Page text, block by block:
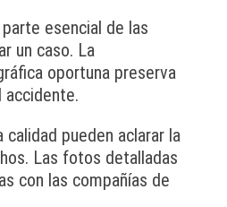
esencial de las
un caso. La
oportuna preserva
accidente.
pueden aclarar la
Las fotos detalladas
con las compañías de